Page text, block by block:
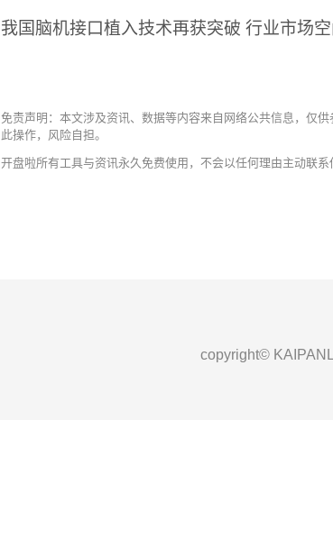
我国脑机接口植入技术再获突破 行业市场空
免责声明：本文涉及资讯、数据等内容来自网络公共信息，仅
此操作，风险自担。
开盘啦所有工具与资讯永久免费使用，不会以任何理由主动联系
copyright©